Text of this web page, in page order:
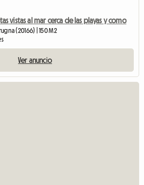
vistas al mar cerca de las playas y como
(20166) | 150 M2
Ver anuncio